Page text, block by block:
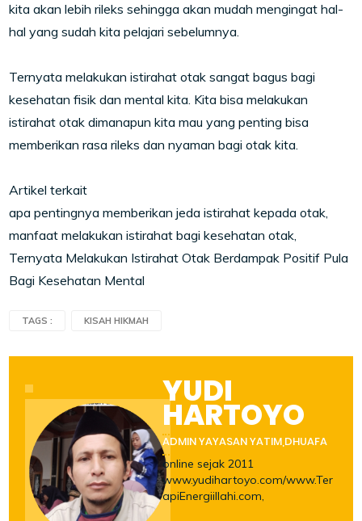
kita akan lebih rileks sehingga akan mudah mengingat hal-
hal yang sudah kita pelajari sebelumnya.
Ternyata melakukan istirahat otak sangat bagus bagi
kesehatan fisik dan mental kita. Kita bisa melakukan
istirahat otak dimanapun kita mau yang penting bisa
memberikan rasa rileks dan nyaman bagi otak kita.
Artikel terkait
apa pentingnya memberikan jeda istirahat kepada otak,
manfaat melakukan istirahat bagi kesehatan otak,
Ternyata Melakukan Istirahat Otak Berdampak Positif Pula
Bagi Kesehatan Mental
TAGS : KISAH HIKMAH
YUDI
HARTOYO
ADMIN YAYASAN YATIM,DHUAFA
online sejak 2011
www.yudihartoyo.com/www.Ter
apiEnergiillahi.com,